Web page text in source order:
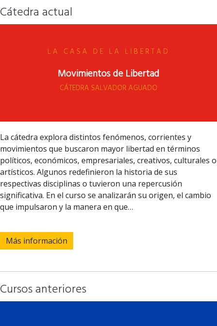
Cátedra actual
LA CASA DE LA LIBERTAD
Movimientos de Libertad
CÁTEDRA SALVADOR AGUADO
La cátedra explora distintos fenómenos, corrientes y
movimientos que buscaron mayor libertad en términos
políticos, económicos, empresariales, creativos, culturales o
artísticos. Algunos redefinieron la historia de sus
respectivas disciplinas o tuvieron una repercusión
significativa. En el curso se analizarán su origen, el cambio
que impulsaron y la manera en que…
Más información
Cursos anteriores